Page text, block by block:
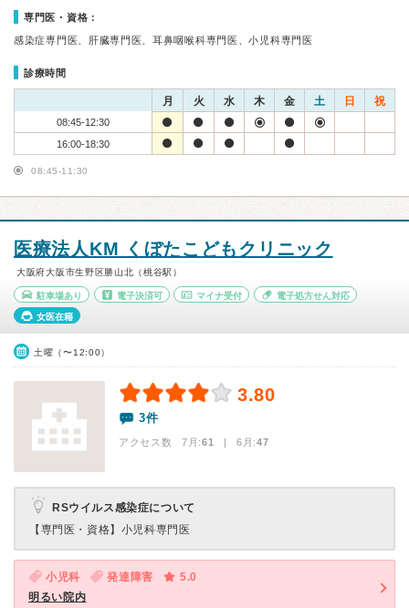
専門医・資格：
感染症専門医、肝臓専門医、耳鼻咽喉科専門医、小児科専門医
診療時間
月 火 水 木 金 土 日 祝
08:45-12:30
16:00-18:30
08:45-11:30
医療法人KM くぼたこどもクリニック
大阪府大阪市生野区勝山北（桃谷駅）
駐車場あり 電子決済可 マイナ受付 電子処方せん対応
女医在籍
土曜（〜12:00）
3.80
3件
アクセス数 7月:61 | 6月:47
RSウイルス感染症について
【専門医・資格】 小児科専門医
小児科 発達障害
5.0
明るい院内